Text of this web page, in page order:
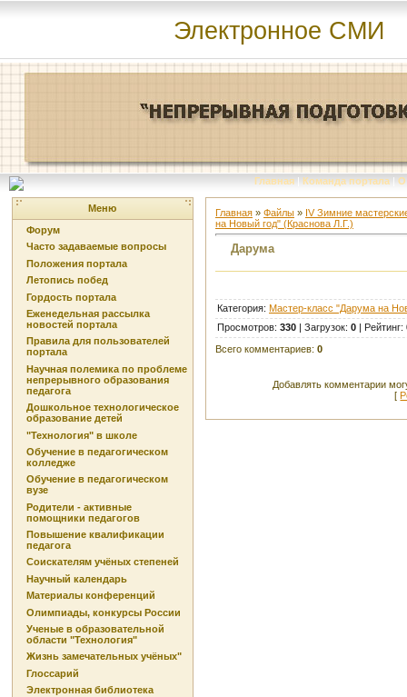
Электронное СМИ
Главная | Команда портала | О
Меню
Форум
Часто задаваемые вопросы
Положения портала
Летопись побед
Гордость портала
Еженедельная рассылка
новостей портала
Правила для пользователей
портала
Научная полемика по проблеме
непрерывного образования
педагога
Дошкольное технологическое
образование детей
"Технология" в школе
Обучение в педагогическом
колледже
Обучение в педагогическом
вузе
Родители - активные
помощники педагогов
Повышение квалификации
педагога
Соискателям учёных степеней
Научный календарь
Материалы конференций
Олимпиады, конкурсы России
Ученые в образовательной
области "Технология"
Жизнь замечательных учёных"
Глоссарий
Электронная библиотека
Главная » Файлы » IV Зимние
на Новый год" (Краснова Л.Г.)
Дарума
Категория: Мастер-класс "Дарума на
Просмотров: 330 | Загрузок: 0 | Рейтинг:
Всего комментариев: 0
Добавлять комментарии
[